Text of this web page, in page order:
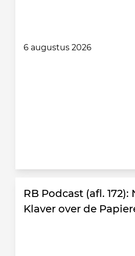
6 augustus 2026
RB Podcast (afl.
Klaver over de